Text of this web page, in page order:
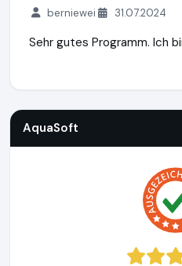
berniewei 31.07.2024
Sehr gutes Programm. Ich
AquaSoft